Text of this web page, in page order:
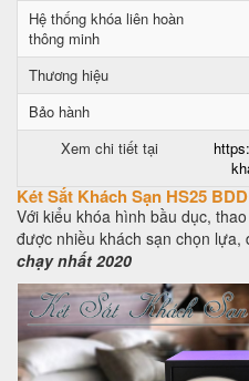
Hệ thống khóa liên hoàn
thông minh
Thương hiệu
Bảo hành
Xem chi tiết tại
Két Sắt Khách Sạn HS25
Với kiểu khóa hình bầu dục,
được nhiều khách sạn chọn lựa,
chạy nhất 2020